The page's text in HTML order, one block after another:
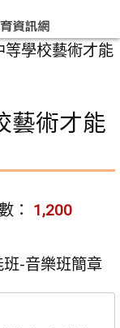
學校藝術才能
藝術才能
： 1,200
-音樂班簡章